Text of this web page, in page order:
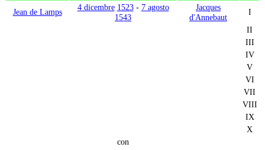
Jean de Lamps 4 dicembre 1523- 7 agosto
1543
Jacques
d'Annebaut
I
II
III
IV
V
VI
VII
VIII
IX
X
con